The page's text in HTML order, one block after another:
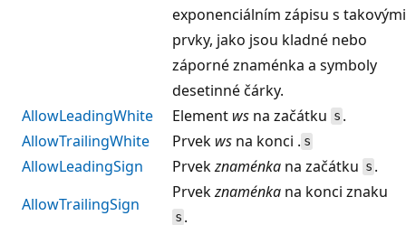
exponenciálním zápisu s takovými
prvky, jako jsou kladné nebo
záporné znaménka a symboly
desetinné čárky.
AllowLeadingWhite
Element ws na začátku s .
AllowTrailingWhite
Prvek ws na konci . s
AllowLeadingSign Prvekznaménka na začátku s .
AllowTrailingSign
Prvekznaménka na konci znaku
s .